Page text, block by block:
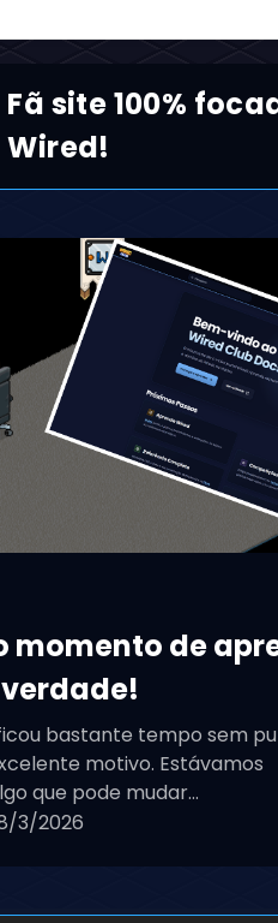
Fã site 100%
Wired!
momento de
bastante tempo sem
motivo. Estávamos
que pode mudar...
3/2026